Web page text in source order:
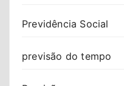
Previdência Social
previsão do tempo